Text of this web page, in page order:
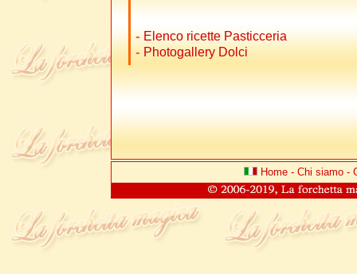
- Elenco ricette Pasticceria
- Photogallery Dolci
Home- Chi siamo-